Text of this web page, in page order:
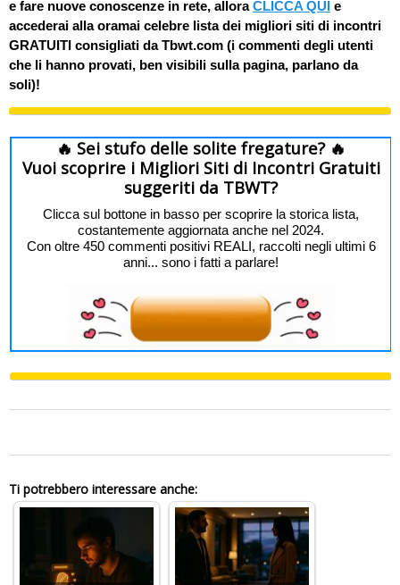
e fare nuove conoscenze in rete, alloraCLICCA QUI e
accederai alla oramai celebre lista dei migliori siti di incontri
GRATUITI consigliati da Tbwt.com (i commenti degli utenti
che li hanno provati, ben visibili sulla pagina, parlano da
soli)!
🔥 Sei stufo delle solite fregature? 🔥
Vuoi scoprire i Migliori Siti di Incontri Gratuiti
suggeriti da TBWT?
Clicca sul bottone in basso per scoprire la storica lista,
costantemente aggiornata anche nel 2024.
Con oltre 450 commenti positivi REALI, raccolti negli ultimi 6
anni... sono i fatti a parlare!
Ti potrebbero interessare anche: